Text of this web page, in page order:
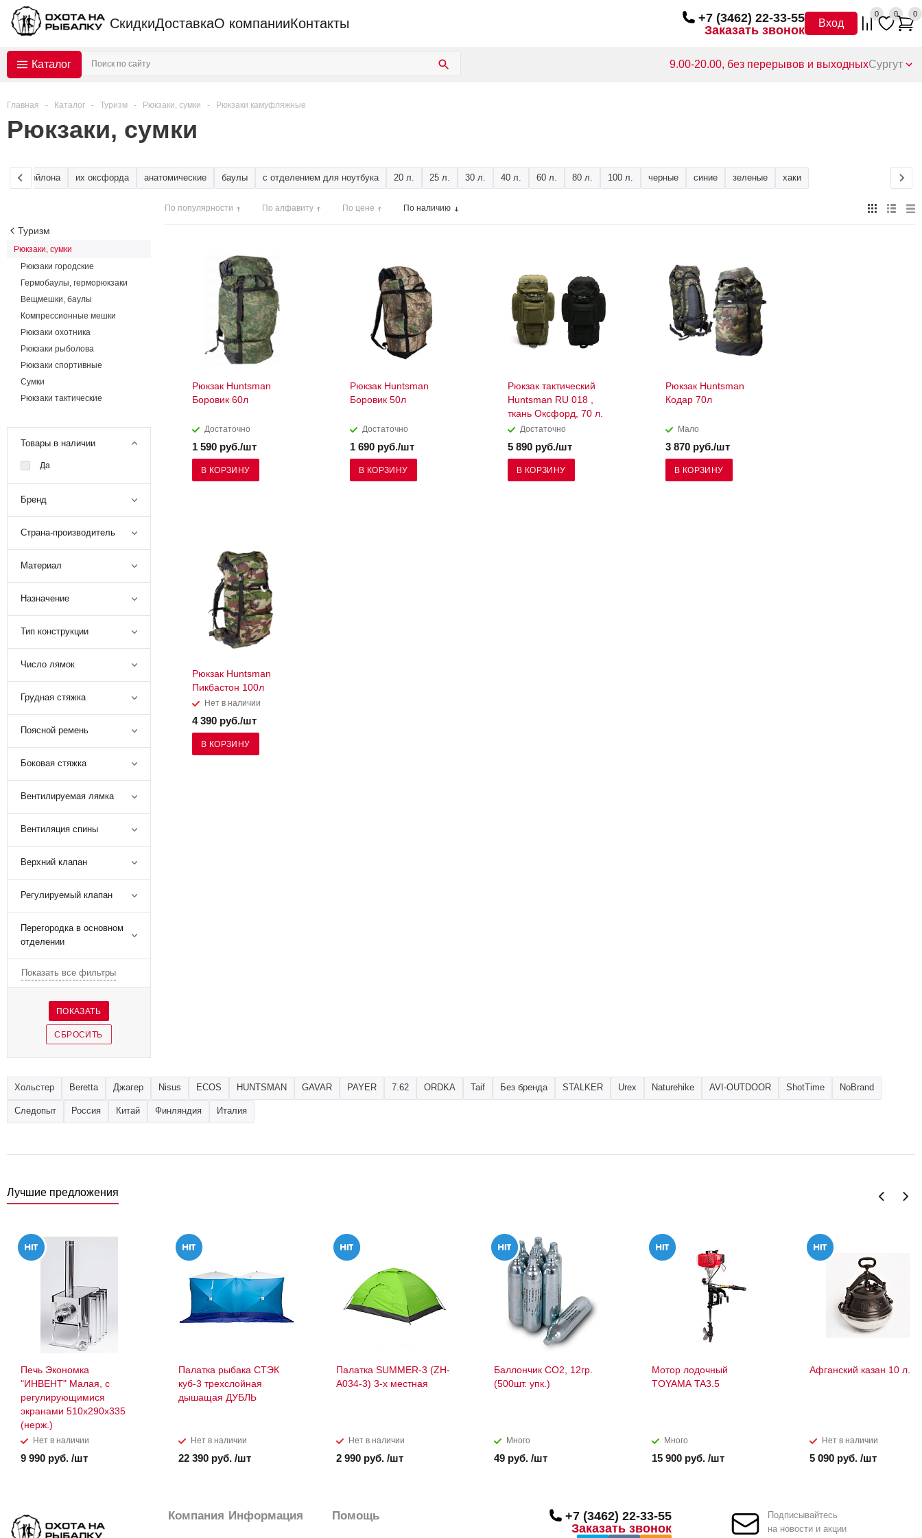
СкидкиДоставкаО компанииКонтакты
+7 (3462) 22-33-55
Заказать звонок
Вход
0 0 0
Каталог 9.00-20.00, без перерывов и выходныхСургут
Главная - Каталог - Туризм - Рюкзаки, сумки - Рюкзаки камуфляжные
Рюкзаки, сумки
из нейлона их оксфорда анатомические баулы с отделением для ноутбука 20 л. 25 л. 30 л. 40 л. 60 л. 80 л. 100 л. черные синие зеленые хаки
Туризм
Рюкзаки, сумки
Рюкзаки городские
Гермобаулы, герморюкзаки
Вещмешки, баулы
Компрессионные мешки
Рюкзаки охотника
Рюкзаки рыболова
Рюкзаки спортивные
Сумки
Рюкзаки тактические
Товары в наличии
Да
Бренд
Страна-производитель
Материал
Назначение
Тип конструкции
Число лямок
Грудная стяжка
Поясной ремень
Боковая стяжка
Вентилируемая лямка
Вентиляция спины
Верхний клапан
Регулируемый клапан
Перегородка в основном
отделении
Показать все фильтры
По популярности По алфавиту По цене По наличию
Рюкзак Huntsman
Боровик 60л
Достаточно
1 590 руб./шт
В КОРЗИНУ
Рюкзак Huntsman
Боровик 50л
Достаточно
1 690 руб./шт
В КОРЗИНУ
Рюкзак тактический
Huntsman RU 018 ,
ткань Оксфорд, 70 л.
Достаточно
5 890 руб./шт
В КОРЗИНУ
Рюкзак Huntsman
Кодар 70л
Мало
3 870 руб./шт
В КОРЗИНУ
Рюкзак Huntsman
Пикбастон 100л
Нет в наличии
4 390 руб./шт
В КОРЗИНУ
Хольстер Beretta Джагер Nisus ECOS HUNTSMAN GAVAR PAYER 7.62 ORDKA Taif Без бренда STALKER Urex Naturehike AVI-OUTDOOR ShotTime NoBrand
Следопыт Россия Китай Финляндия Италия
Лучшие предложения
Печь Экономка
"ИНВЕНТ" Малая, с
регулирующимися
экранами 510х290х335
(нерж.)
Нет в наличии
9 990 руб. /шт
Палатка рыбака СТЭК
куб-3 трехслойная
дышащая ДУБЛЬ
Нет в наличии
22 390 руб. /шт
Палатка SUMMER-3 (ZH-
A034-3) 3-х местная
Нет в наличии
2 990 руб. /шт
Баллончик СО2, 12гр.
(500шт. упк.)
Много
49 руб. /шт
Мотор лодочный
TOYAMA TA3.5
Много
15 900 руб. /шт
Афганский казан 10 л.
Нет в наличии
5 090 руб. /шт
Компания Информация Помощь
+7 (3462) 22-33-55
Заказать звонок
Подписывайтесь
на новости и акции